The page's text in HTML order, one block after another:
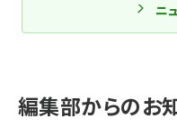
ニ
編集部からのお